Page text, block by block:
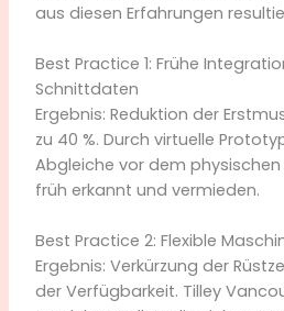
aus diesen Erfahrungen
Best Practice 1: Frühe
Schnittdaten
Ergebnis: Reduktion der
zu 40 %. Durch virtuelle
Abgleiche vor dem
früh erkannt und vermieden.
Best Practice 2: Flexible
Ergebnis: Verkürzung der
der Verfügbarkeit. Tilley